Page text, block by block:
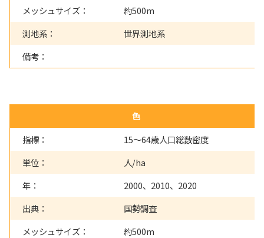
メッシュサイズ：
約500m
測地系：
世界測地系
備考：
色
指標：
15～64歳人口総数密度
単位：
人/ha
年：
2000、2010、2020
出典：
国勢調査
メッシュサイズ：
約500m